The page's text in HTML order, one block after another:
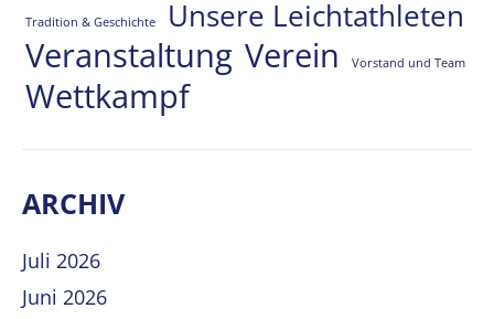
Tradition & Geschichte Unsere Leichtathleten
Veranstaltung Verein Vorstand und Team
Wettkampf
ARCHIV
Juli 2026
Juni 2026